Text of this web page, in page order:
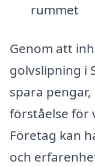
rummet
Genom att
golvslipning i
spara
förståelse för
Företag kan
och